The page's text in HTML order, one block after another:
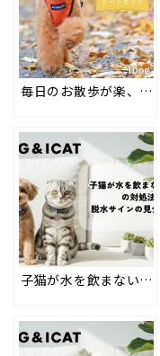
毎日のお散歩が楽、首がくるしくない犬用布製ハーネスとリードのセット #98
子猫が水を飲まない原因と7つの対処法は？脱水サインの見分け方も解説